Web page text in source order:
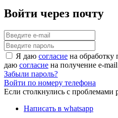
Войти через почту
Я даю согласие на
даю согласие на получение e-
Забыли пароль?
Войти по номеру телефона
Если столкнулись с проблемами
Написать в whatsapp